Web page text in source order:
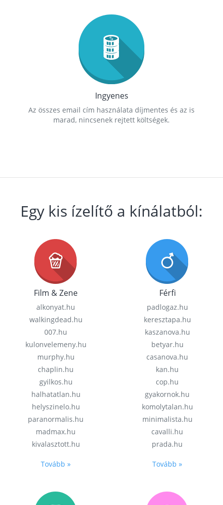
Ingyenes
Az összes email cím használata díjmentes és az is
marad, nincsenek rejtett költségek.
Egy kis ízelítő a kínálatból:
Film & Zene
alkonyat.hu
walkingdead.hu
007.hu
kulonvelemeny.hu
murphy.hu
chaplin.hu
gyilkos.hu
halhatatlan.hu
helyszinelo.hu
paranormalis.hu
madmax.hu
kivalasztott.hu
Tovább »
Férfi
padlogaz.hu
keresztapa.hu
kaszanova.hu
betyar.hu
casanova.hu
kan.hu
cop.hu
gyakornok.hu
komolytalan.hu
minimalista.hu
cavalli.hu
prada.hu
Tovább »